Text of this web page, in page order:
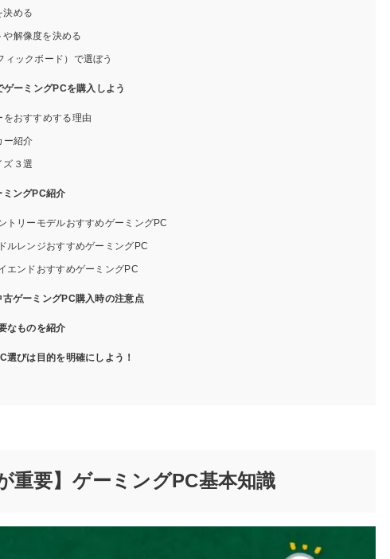
決める
解像度を決める
ィックボード）で選ぼう
ーミングPCを購入しよう
おすすめする理由
ー紹介
ズ３選
ミングPC紹介
トリーモデルおすすめゲーミングPC
ルレンジおすすめゲーミングPC
エンドおすすめゲーミングPC
古ゲーミングPC購入時の注意点
なものを紹介
選びは目的を明確にしよう！
重要】ゲーミングPC基本知識